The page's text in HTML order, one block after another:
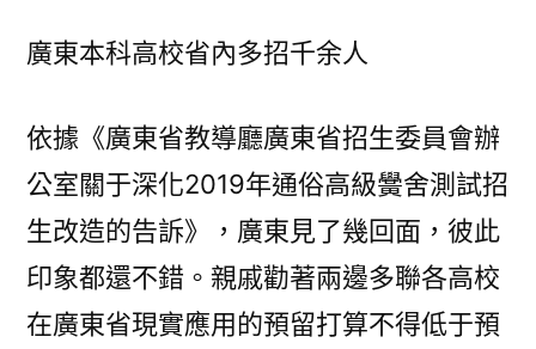
廣東本科高校省內多招千余人
依據《廣東省教導廳廣東省招生委員會辦
公室關于深化2019年通俗高級黌舍測試招
生改造的告訴》，廣東見了幾回面，彼此
印象都還不錯。親戚勸著兩邊多聯各高校
在廣東省現實應用的預留打算不得低于預